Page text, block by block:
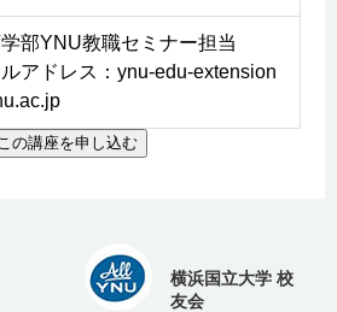
部YNU教職セミナー担当
ルアドレス：ynu-edu-extension
横浜国立大学 校
友会